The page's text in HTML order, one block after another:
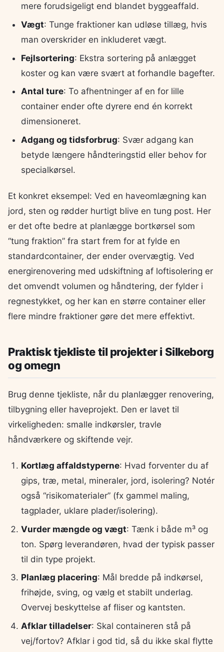
mere forudsigeligt end blandet byggeaffald.
Vægt: Tunge fraktioner kan udløse tillæg, hvis
man overskrider en inkluderet vægt.
Fejlsortering: Ekstra sortering på anlægget
koster og kan være svært at forhandle bagefter.
Antal ture: To afhentninger af en for lille
container ender ofte dyrere end én korrekt
dimensioneret.
Adgang og tidsforbrug: Svær adgang kan
betyde længere håndteringstid eller behov for
specialkørsel.
Et konkret eksempel: Ved en haveomlægning kan
jord, sten og rødder hurtigt blive en tung post. Her
er det ofte bedre at planlægge bortkørsel som
“tung fraktion” fra start frem for at fylde en
standardcontainer, der ender overvægtig. Ved
energirenovering med udskiftning af loftisolering er
det omvendt volumen og håndtering, der fylder i
regnestykket, og her kan en større container eller
flere mindre fraktioner gøre det mere effektivt.
Praktisk tjekliste til projekter i Silkeborg
og omegn
Brug denne tjekliste, når du planlægger renovering,
tilbygning eller haveprojekt. Den er lavet til
virkeligheden: smalle indkørsler, travle
håndværkere og skiftende vejr.
Kortlæg affaldstyperne: Hvad forventer du af
gips, træ, metal, mineraler, jord, isolering? Notér
også “risikomaterialer” (fx gammel maling,
tagplader, uklare plader/isolering).
Vurder mængde og vægt: Tænk i både m³ og
ton. Spørg leverandøren, hvad der typisk passer
til din type projekt.
Planlæg placering: Mål bredde på indkørsel,
frihøjde, sving, og vælg et stabilt underlag.
Overvej beskyttelse af fliser og kantsten.
Afklar tilladelser: Skal containeren stå på
vej/fortov? Afklar i god tid, så du ikke skal flytte